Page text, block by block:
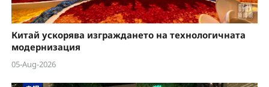
Китай ускорява изграждането на технологичната
модернизация
05-Aug-2026